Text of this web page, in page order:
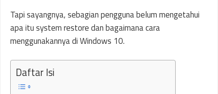
Tapi sayangnya, sebagian pengguna belum mengetahui
apa itu system restore dan bagaimana cara
menggunakannya di Windows 10.
Daftar Isi